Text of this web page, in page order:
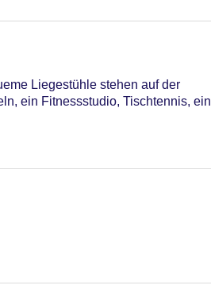
Liegestühle stehen auf der
ein Fitnessstudio, Tischtennis, ein